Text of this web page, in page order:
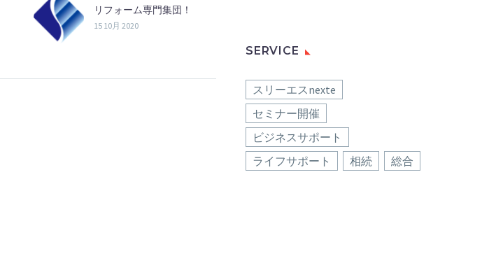
リフォーム専門集団！
15 10月 2020
SERVICE
スリーエスnexte
セミナー開催
ビジネスサポート
ライフサポート
相続 総合